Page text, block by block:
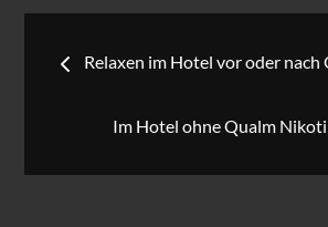
Relaxen im Hotel vor oder
Im Hotel ohne Qualm